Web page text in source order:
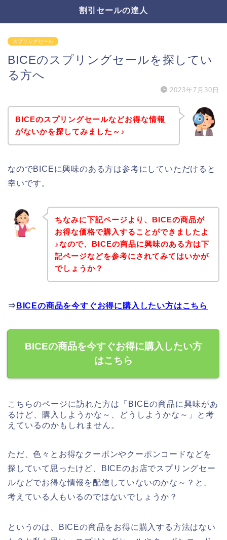
割引セールの達人
スプリングセール
BICEのスプリングセールを探してい
る方へ
2023年7月30日
BICEのスプリングセールなどお得な情報
がないかを探してみました～♪
なのでBICEに興味のある方は参考にしていただけると
幸いです。
ちなみに下記ページより、BICEの商品が
お得な価格で購入することができましたよ
♪なので、BICEの商品に興味のある方は下
記ページなどを参考にされてみてはいかが
でしょうか？
⇒ BICEの商品を今すぐお得に購入したい方はこちら
BICEの商品を今すぐお得に購入したい方
はこちら
こちらのページに訪れた方は「BICEの商品に興味があ
るけど、購入しようかな～、どうしようかな～」と考
えているのかもしれません。
ただ、色々とお得なクーポンやクーポンコードなどを
探していて思ったけど、BICEのお店でスプリングセー
ルなどでお得な情報を配信していないのかな～？と、
考えている人もいるのではないでしょうか？
というのは、BICEの商品をお得に購入する方法はない